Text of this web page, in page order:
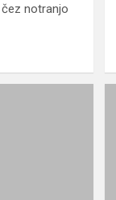
notranjo